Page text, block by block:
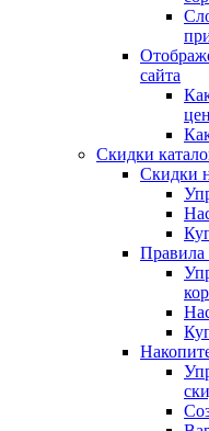
сайта
Скидки
Скидки
Правила